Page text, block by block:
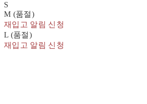
S
M (품절)
재입고 알림 신청
L (품절)
재입고 알림 신청